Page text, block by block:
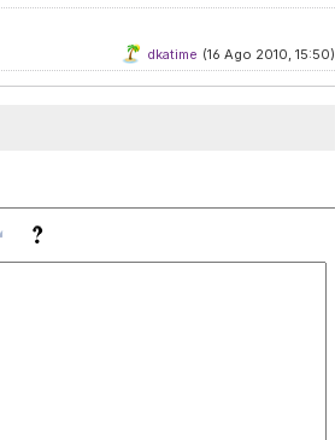
(16 Ago 2010, 15:50)
dkatime